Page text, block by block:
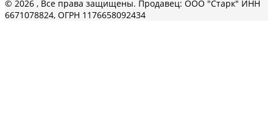
© 2026 , Все права защищены. Продавец: ООО "Старк" ИНН
6671078824, ОГРН 1176658092434